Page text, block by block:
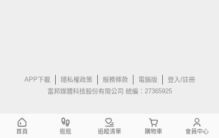
APP下載 隱私權政策 服務條款 電腦版
登入/註冊
富邦媒體科技股份有限公司 統編：27365925
首頁 逛逛 追蹤清單 購物車 會員中心